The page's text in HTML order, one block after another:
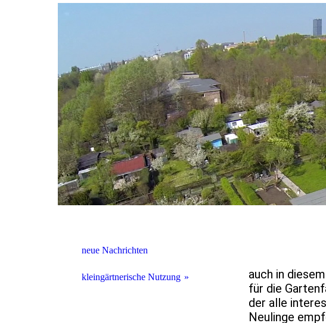
neue Nachrichten
kleingärtnerische Nutzung
auch in
für die
der alle
Neulinge